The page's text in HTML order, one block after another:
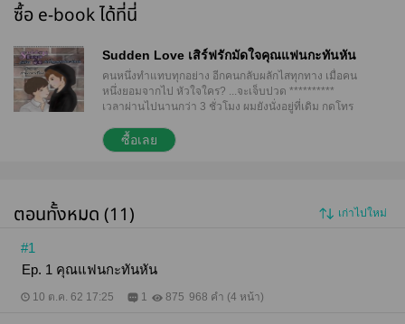
ซื้อ e-book ได้ที่นี่
Sudden Love เสิร์ฟรักมัดใจคุณแฟนกะทันหัน
คนหนึ่งทำแทบทุกอย่าง อีกคนกลับผลักไสทุกทาง เมื่อคน
หนึ่งยอมจากไป หัวใจใคร? ...จะเจ็บปวด **********
เวลาผ่านไปนานกว่า 3 ชั่วโมง ผมยังนั่งอยู่ที่เดิม กดโทร
ผมเพิ่งจะรู้เดี๋ยวนี้เอง ว่าการรอคอยใครสักคนมันทรมาน
ใจได้ขนาดนี้ มาร์เคยรอผมมาตลอด ผมเคยให้เขารอ
เข้ามาในหัวของผม เพิ่งรู้ว่าตัวเองร้องไห้ ก็ตอนที่น้ำตา
กันนะ’ ‘พี่ถึงไหนแล้วครับ ผมรอหน้าโรงหนังนะ’ ‘พรุ่งนี้
วันหยุด ไปเที่ยวกันไหมครับ’ ‘วันนี้พี่จะมาหามั้ยครับ’
‘คิดถึงพี่นะครับ’ ประโยคเหล่านี้เป็นเพียงส่วนหนึ่งจาก
ซื้อเลย
ตอนทั้งหมด (11) เก่าไปใหม่
#1
Ep. 1 คุณแฟนกะทันหัน
10 ต.ค. 62 17:25 1 875 968 คำ (4 หน้า)